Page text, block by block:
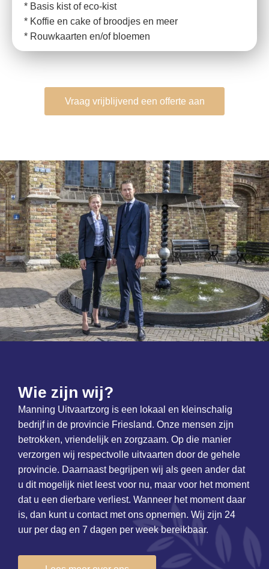
* Basis kist of eco-kist
* Koffie en cake of broodjes en meer
* Rouwkaarten en/of bloemen
Vraag vrijblijvend een offerte aan
Wie zijn wij?
Manning Uitvaartzorg is een lokaal en kleinschalig
bedrijf in de provincie Friesland. Onze mensen zijn
betrokken, vriendelijk en zorgzaam. Op die manier
verzorgen wij respectvolle uitvaarten door de gehele
provincie. Daarnaast begrijpen wij als geen ander dat
u dit mogelijk niet leest voor nu, maar voor het moment
dat u een dierbare verliest. Wanneer het moment daar
is, dan kunt u contact met ons opnemen. Wij zijn 24
uur per dag en 7 dagen per week bereikbaar.